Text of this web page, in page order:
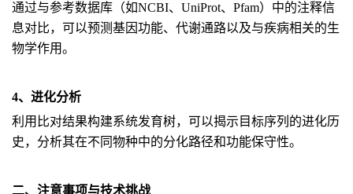
通过与参考数据库（如NCBI、UniProt、Pfam）中的注释信
息对比，可以预测基因功能、代谢通路以及与疾病相关的生
物学作用。
4、进化分析
利用比对结果构建系统发育树，可以揭示目标序列的进化历
史，分析其在不同物种中的分化路径和功能保守性。
二、注意事项与技术挑战